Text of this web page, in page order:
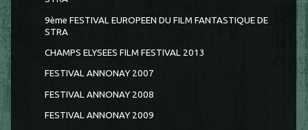
9ème FESTIVAL EUROPEEN DU FILM FANTASTIQUE DE
STRA
CHAMPS ELYSEES FILM FESTIVAL 2013
FESTIVAL ANNONAY 2007
FESTIVAL ANNONAY 2008
FESTIVAL ANNONAY 2009